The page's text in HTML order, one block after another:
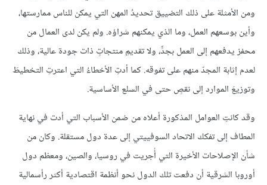
ومن الأمثلة على ذلك التضييق تحديدُ المهن التي يمكن للناس ممارستها،
وأين بوسعهم العمل، وما الذي يمكنهم شراؤه. ولم يكن لدى العمال من
محفز يدفعهم إلى العمل بجدٍّ، ولا تقديمِ منتجاتٍ ذات جودة عالية، وذلك
لعدم إثابة المجدّ منهم على تفوقه. كما أدتِ الأخطاءُ التي اعترتِ التخطيطَ
وتوزيعَ الموارد إلى نقصٍ حتى في السلع الأساسية.
وقد كانتِ العوامل المذكورة أعلاه من ضمن الأسباب التي أدت في نهاية
المطاف إلى تفكك الاتحاد السوفييتي إلى عدة دول مستقلة. وكان من
شأن الإصلاحات الأخيرة التي أُجريت في روسيا، والصين، ومعظم دول
أوروبا الشرقية أن دفعت تلك الدول نحو أنظمة اقتصادية أكثر رأسمالية